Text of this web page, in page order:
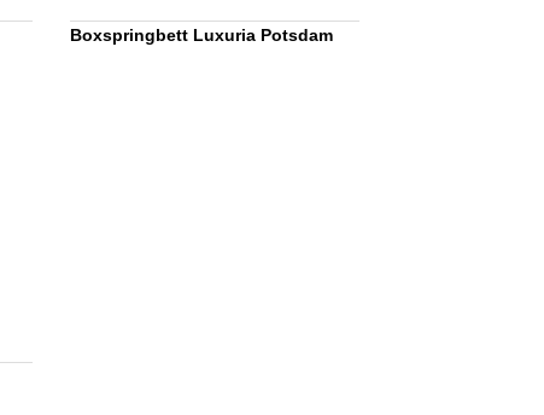
Boxspringbett Luxuria Potsdam